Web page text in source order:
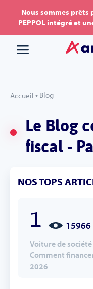
Aller
au
Aller au
contenu
Nous sommes
PEPPOL intégré et
Accueil • Blog
Le Blog
fiscal -
NOS TOPS
1 15966
Voiture de
Comment
2026